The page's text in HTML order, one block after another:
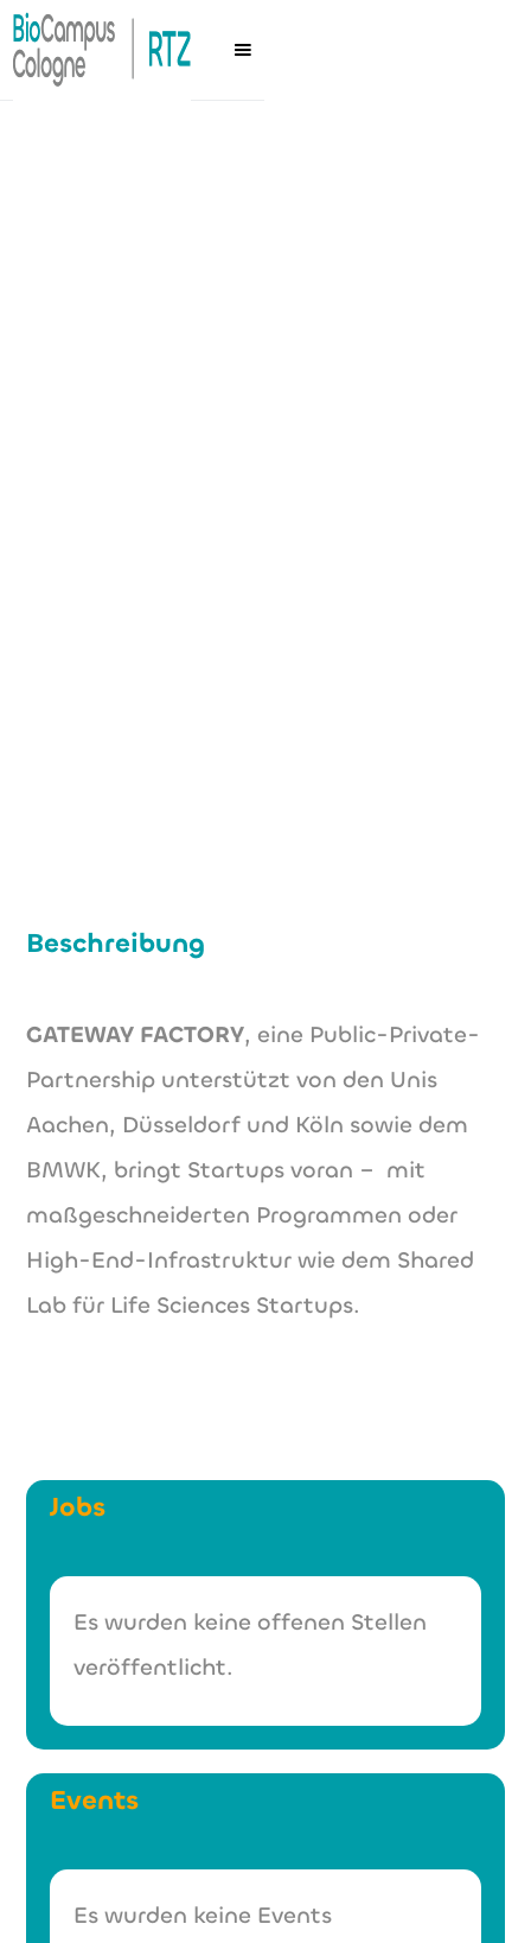
Beschreibung
GATEWAY FACTORY, eine Public-Private-
Partnership unterstützt von den Unis
Aachen, Düsseldorf und Köln sowie dem
BMWK, bringt Startups voran – mit
maßgeschneiderten Programmen oder
High-End-Infrastruktur wie dem Shared
Lab für Life Sciences Startups.
Jobs
Es wurden keine offenen Stellen
veröffentlicht.
Events
Es wurden keine Events